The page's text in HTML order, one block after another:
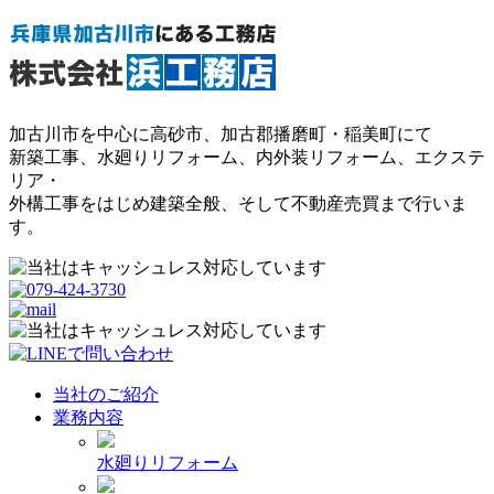
加古川市を中心に高砂市、加古郡播磨町・稲美町にて
新築工事、水廻りリフォーム、内外装リフォーム、エクステ
リア・
外構工事をはじめ建築全般、そして不動産売買まで行いま
す。
当社のご紹介
業務内容
水廻りリフォーム